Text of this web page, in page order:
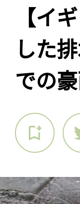
【イ
した
での